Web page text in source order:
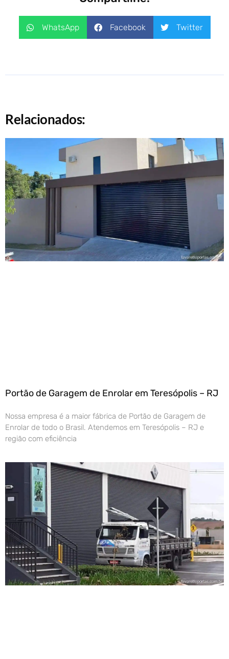
WhatsApp Facebook Twitter
Relacionados:
Portão de Garagem de Enrolar em Teresópolis – RJ
Nossa empresa é a maior fábrica de Portão de Garagem de
Enrolar de todo o Brasil. Atendemos em Teresópolis – RJ e
região com eficiência